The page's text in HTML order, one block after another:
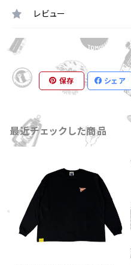
レビュー
保存 シェア
最近チェックした商品